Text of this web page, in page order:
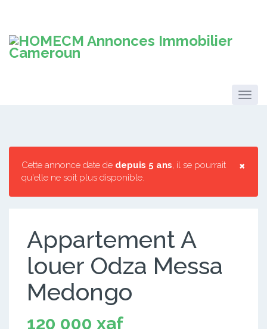
×
Cette annonce date de depuis 5 ans, il se pourrait
qu'elle ne soit plus disponible.
Appartement A
louer Odza Messa
Medongo
120 000 xaf